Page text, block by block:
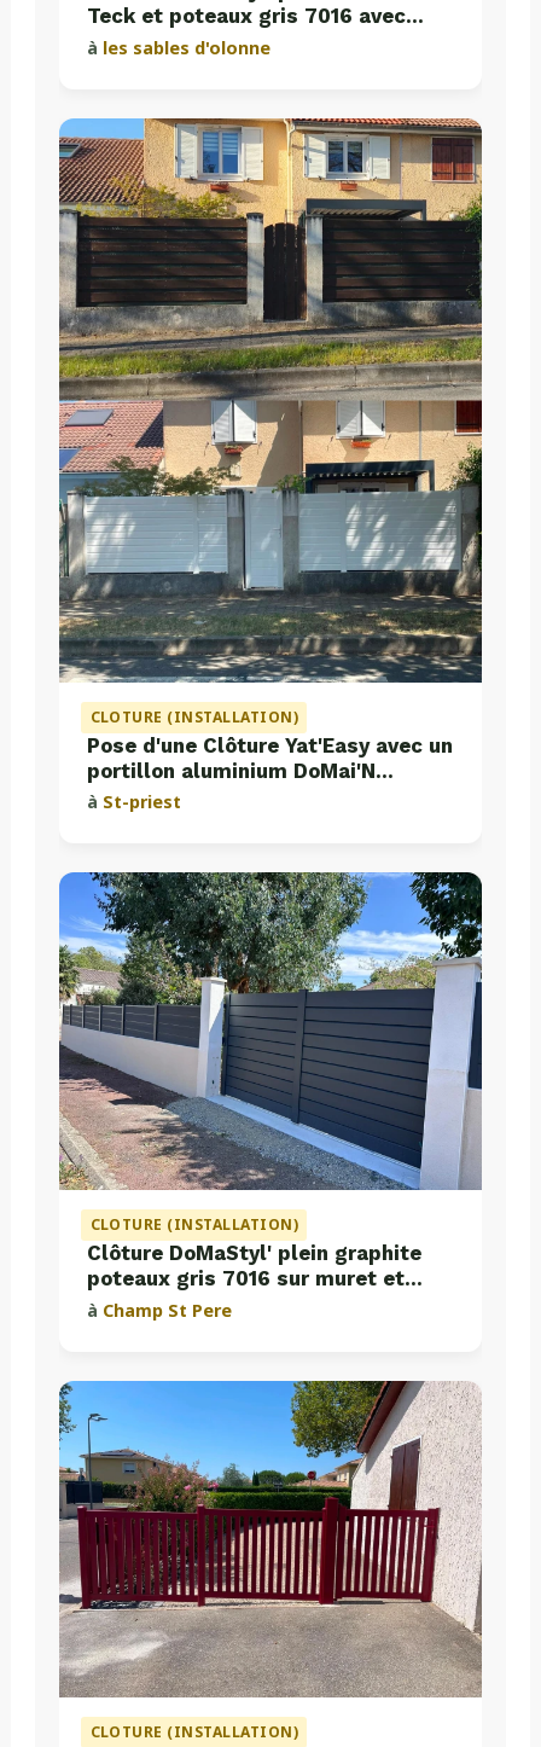
Teck et poteaux gris 7016 avec
plaques de soubassement béton
à les sables d'olonne
CLOTURE (INSTALLATION)
Pose d'une Clôture Yat'Easy avec un
portillon aluminium DoMai'N
Colmont
à St-priest
CLOTURE (INSTALLATION)
Clôture DoMaStyl' plein graphite
poteaux gris 7016 sur muret et
portail coulissant Classic Strong
à Champ St Pere
CLOTURE (INSTALLATION)